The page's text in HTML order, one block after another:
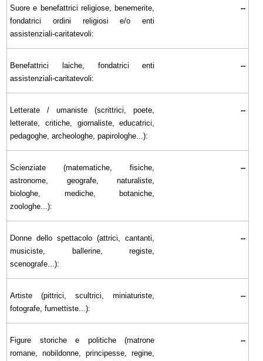
Suore e benefattrici religiose, benemerite,
fondatrici ordini religiosi e/o enti
assistenziali-caritatevoli:
--
Benefattrici laiche, fondatrici enti
assistenziali-caritatevoli:
--
Letterate / umaniste (scrittrici, poete,
letterate, critiche, giornaliste, educatrici,
pedagoghe, archeologhe, papirologhe...):
--
Scienziate (matematiche, fisiche,
astronome, geografe, naturaliste,
biologhe, mediche, botaniche,
zoologhe...):
--
Donne dello spettacolo (attrici, cantanti,
musiciste, ballerine, registe,
scenografe...):
--
Artiste (pittrici, scultrici, miniaturiste,
fotografe, fumettiste...):
--
Figure storiche e politiche (matrone
romane, nobildonne, principesse, regine,
--